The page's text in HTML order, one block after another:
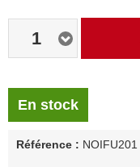
1
En stock
Référence : NOIFU201